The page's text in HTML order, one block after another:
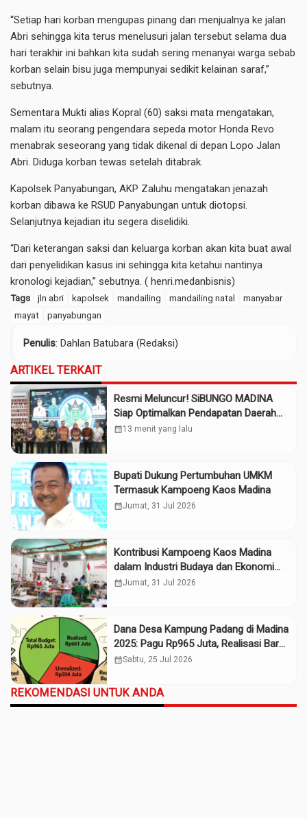
“Setiap hari korban mengupas pinang dan menjualnya ke jalan
Abri sehingga kita terus menelusuri jalan tersebut selama dua
hari terakhir ini bahkan kita sudah sering menanyai warga sebab
korban selain bisu juga mempunyai sedikit kelainan saraf,”
sebutnya.
Sementara Mukti alias Kopral (60) saksi mata mengatakan,
malam itu seorang pengendara sepeda motor Honda Revo
menabrak seseorang yang tidak dikenal di depan Lopo Jalan
Abri. Diduga korban tewas setelah ditabrak.
Kapolsek Panyabungan, AKP Zaluhu mengatakan jenazah
korban dibawa ke RSUD Panyabungan untuk diotopsi.
Selanjutnya kejadian itu segera diselidiki.
“Dari keterangan saksi dan keluarga korban akan kita buat awal
dari penyelidikan kasus ini sehingga kita ketahui nantinya
kronologi kejadian,” sebutnya. ( henri.medanbisnis)
Tags jln abri kapolsek mandailing mandailing natal
manyabar
mayat
panyabungan
Penulis: Dahlan Batubara (Redaksi)
ARTIKEL TERKAIT
Resmi Meluncur! SiBUNGO MADINA
Siap Optimalkan Pendapatan Daerah
Madina
calendar_month13 menit yang lalu
Bupati Dukung Pertumbuhan UMKM
Termasuk Kampoeng Kaos Madina
calendar_monthJumat, 31 Jul 2026
Kontribusi Kampoeng Kaos Madina
dalam Industri Budaya dan Ekonomi
Daerah
calendar_monthJumat, 31 Jul 2026
Dana Desa Kampung Padang di Madina
2025: Pagu Rp965 Juta, Realisasi Baru
Rp661 Juta
calendar_monthSabtu, 25 Jul 2026
REKOMENDASI UNTUK ANDA